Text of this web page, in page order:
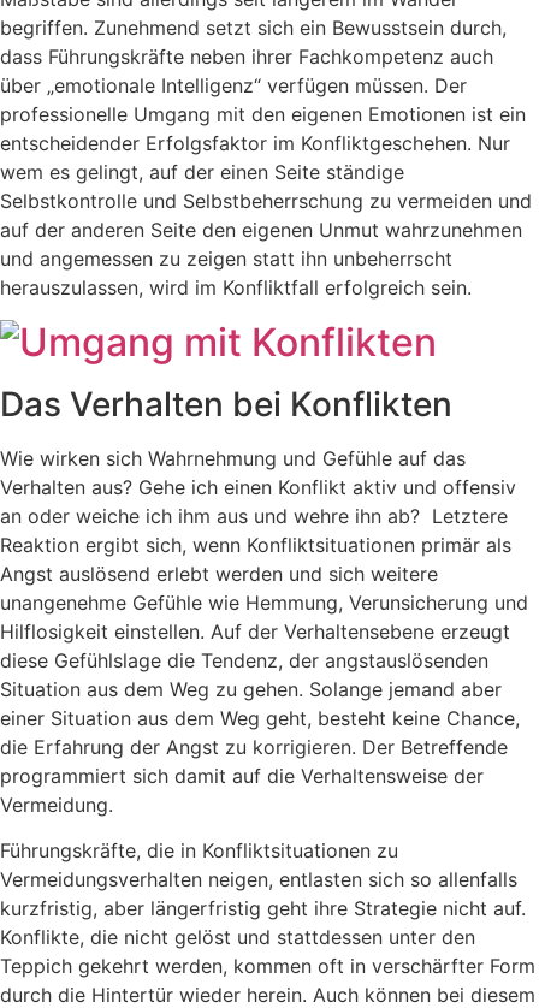
begriffen. Zunehmend setzt sich ein Bewusstsein durch,
dass Führungskräfte neben ihrer Fachkompetenz auch
über „emotionale Intelligenz“ verfügen müssen. Der
professionelle Umgang mit den eigenen Emotionen ist ein
entscheidender Erfolgsfaktor im Konfliktgeschehen. Nur
wem es gelingt, auf der einen Seite ständige
Selbstkontrolle und Selbstbeherrschung zu vermeiden und
auf der anderen Seite den eigenen Unmut wahrzunehmen
und angemessen zu zeigen statt ihn unbeherrscht
herauszulassen, wird im Konfliktfall erfolgreich sein.
Das Verhalten bei Konflikten
Wie wirken sich Wahrnehmung und Gefühle auf das
Verhalten aus? Gehe ich einen Konflikt aktiv und offensiv
an oder weiche ich ihm aus und wehre ihn ab? Letztere
Reaktion ergibt sich, wenn Konfliktsituationen primär als
Angst auslösend erlebt werden und sich weitere
unangenehme Gefühle wie Hemmung, Verunsicherung und
Hilflosigkeit einstellen. Auf der Verhaltensebene erzeugt
diese Gefühlslage die Tendenz, der angstauslösenden
Situation aus dem Weg zu gehen. Solange jemand aber
einer Situation aus dem Weg geht, besteht keine Chance,
die Erfahrung der Angst zu korrigieren. Der Betreffende
programmiert sich damit auf die Verhaltensweise der
Vermeidung.
Führungskräfte, die in Konfliktsituationen zu
Vermeidungsverhalten neigen, entlasten sich so allenfalls
kurzfristig, aber längerfristig geht ihre Strategie nicht auf.
Konflikte, die nicht gelöst und stattdessen unter den
Teppich gekehrt werden, kommen oft in verschärfter Form
durch die Hintertür wieder herein. Auch können bei diesem